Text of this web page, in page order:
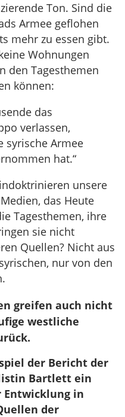
Ton. Sind die
Armee geflohen
mehr zu essen gibt.
Wohnungen
den Tagesthemen
können:
das
verlassen,
syrische Armee
hat.“
unsere
das Heute
Tagesthemen, ihre
sie nicht
Quellen? Nicht aus
nur von den
greifen auch nicht
westliche
der Bericht der
Bartlett ein
Entwicklung in
der